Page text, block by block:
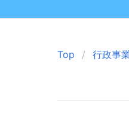
Top 行政事